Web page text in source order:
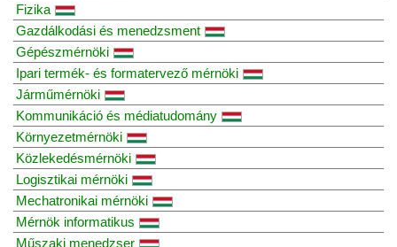
Fizika
Gazdálkodási és menedzsment
Gépészmérnöki
Ipari termék- és formatervező mérnöki
Járműmérnöki
Kommunikáció és médiatudomány
Környezetmérnöki
Közlekedésmérnöki
Logisztikai mérnöki
Mechatronikai mérnöki
Mérnök informatikus
Műszaki menedzser